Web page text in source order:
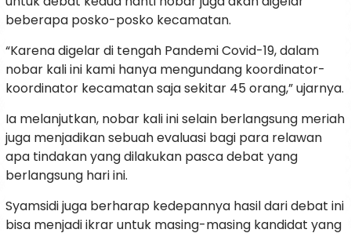
beberapa posko-posko kecamatan.
“Karena digelar di tengah Pandemi Covid-19, dalam
nobar kali ini kami hanya mengundang koordinator-
koordinator kecamatan saja sekitar 45 orang,” ujarnya.
Ia melanjutkan, nobar kali ini selain berlangsung meriah
juga menjadikan sebuah evaluasi bagi para relawan
apa tindakan yang dilakukan pasca debat yang
berlangsung hari ini.
Syamsidi juga berharap kedepannya hasil dari debat ini
bisa menjadi ikrar untuk masing-masing kandidat yang